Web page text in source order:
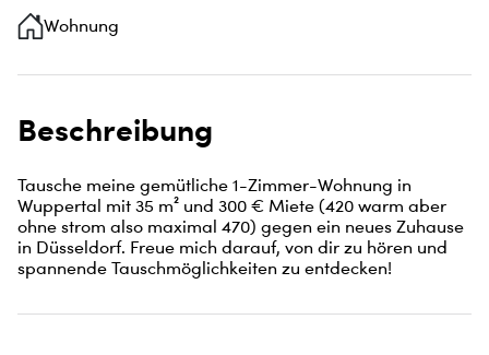
Wohnung
Beschreibung
Tausche meine gemütliche 1-Zimmer-Wohnung in
Wuppertal mit 35 m² und 300 € Miete (420 warm aber
ohne strom also maximal 470) gegen ein neues Zuhause
in Düsseldorf. Freue mich darauf, von dir zu hören und
spannende Tauschmöglichkeiten zu entdecken!